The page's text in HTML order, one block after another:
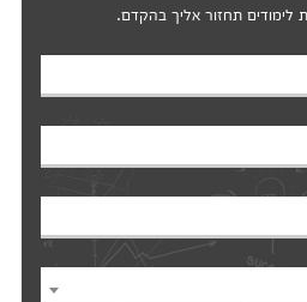
לימודים תחזור אליך בהקדם.